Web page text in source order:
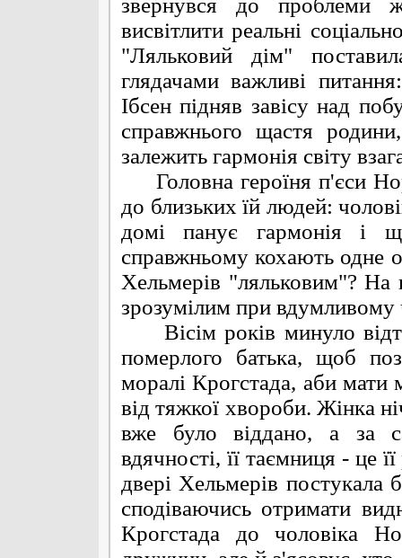
звернувся до проблеми
висвітлити реальні
"Ляльковий дім"
глядачами важливі
Ібсен підняв завісу над
справжнього щастя
залежить гармонія світу
Головна героїня п'єси
до близьких їй людей:
домі панує гармонія і
справжньому кохають одне
Хельмерів "ляльковим"? На
зрозумілим при вдумливому
Вісім років минуло
померлого батька, щоб
моралі Крогстада, аби мати
від тяжкої хвороби. Жінка
вже було віддано, а за
вдячності, її таємниця - це
двері Хельмерів постукала
сподіваючись отримати
Крогстада до чоловіка